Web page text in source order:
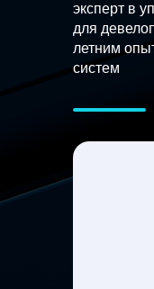
эксперт в
для
летним
систем